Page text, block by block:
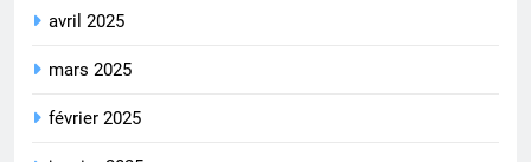
avril 2025
mars 2025
février 2025